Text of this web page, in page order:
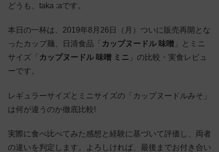
どうも、taka :aです。
本日の一杯は、2019年8月26日（月）ついに販売再開とな
ったカップ麺、日清食品「 カップヌードル 味噌 」とミニ
サイズ「 カップヌードル 味噌 ミニ 」の比較・実食レビュ
ーです。
レギュラーサイズとミニサイズの「カップヌードルみそ」
は何が違うのか徹底比較!
実際に食べ比べてみた感想と経験に基づいて評価し、両者
の違いを判定します。よろしければ、最後までお付き合い